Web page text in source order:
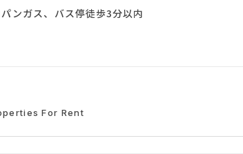
ンガス、バス停徒歩3分以内
For Rent